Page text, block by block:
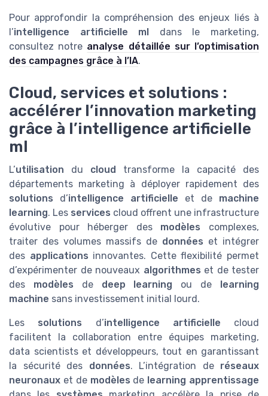
Pour approfondir la compréhension des enjeux liés à
l’intelligence artificielle ml dans le marketing,
consultez notre analyse détaillée sur l’optimisation
des campagnes grâce à l’IA.
Cloud, services et solutions :
accélérer l’innovation marketing
grâce à l’intelligence artificielle
ml
L’utilisation du cloud
transforme la capacité des
départements marketing à déployer rapidement des
solutions d’intelligence artificielle et de machine
learning. Les services cloud offrent une infrastructure
évolutive pour héberger des modèles complexes,
traiter des volumes massifs de données et intégrer
des applications innovantes. Cette flexibilité permet
d’expérimenter de nouveaux algorithmes et de tester
des modèles de deep learning ou de
learning
machine sans investissement initial lourd.
Les solutions d’intelligence artificielle cloud
facilitent la collaboration entre équipes marketing,
data scientists et développeurs, tout en garantissant
la sécurité des données. L’intégration de réseaux
neuronaux et de modèles de learning apprentissage